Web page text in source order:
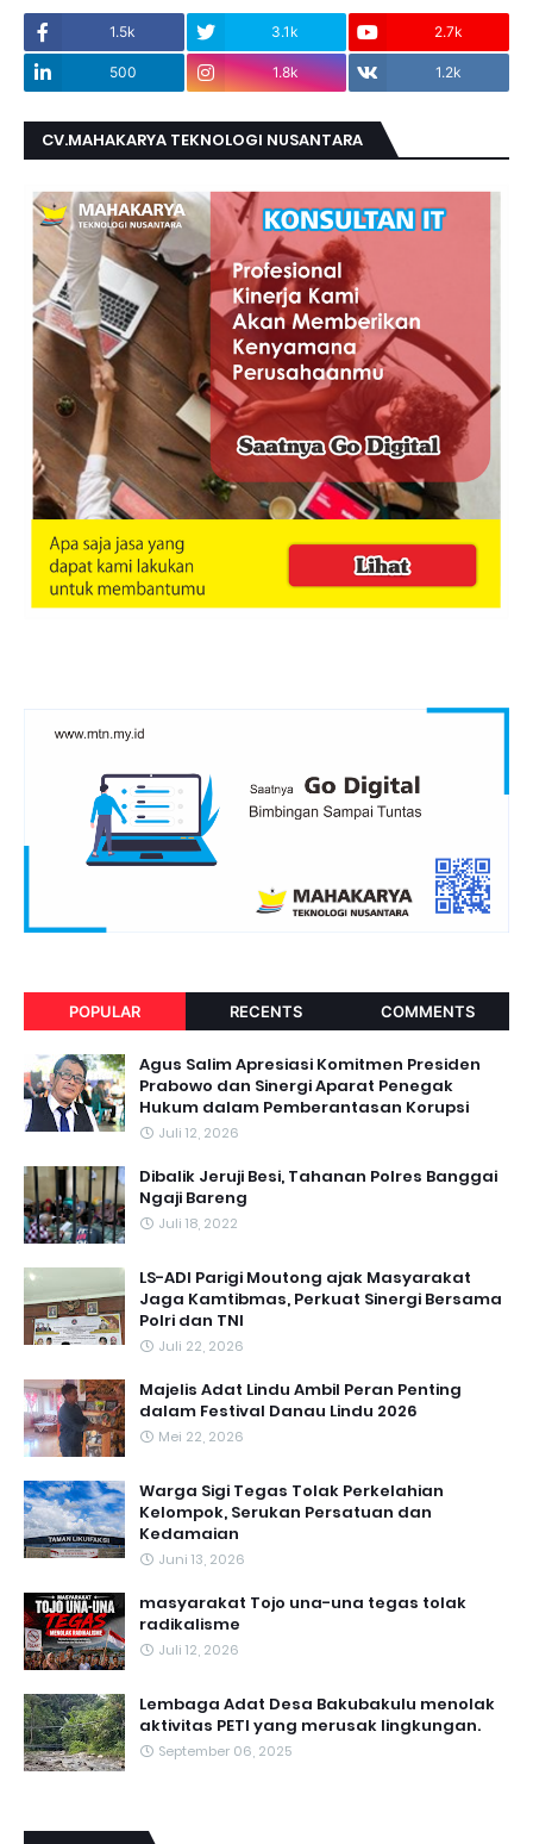
1.5k 3.1k 2.7k
500 1.8k 1.2k
CV.MAHAKARYA TEKNOLOGI NUSANTARA
POPULAR RECENTS COMMENTS
Agus Salim Apresiasi Komitmen Presiden
Prabowo dan Sinergi Aparat Penegak
Hukum dalam Pemberantasan Korupsi
Juli 12, 2026
Dibalik Jeruji Besi, Tahanan Polres Banggai
Ngaji Bareng
Juli 18, 2022
LS-ADI Parigi Moutong ajak Masyarakat
Jaga Kamtibmas, Perkuat Sinergi Bersama
Polri dan TNI
Juli 22, 2026
Majelis Adat Lindu Ambil Peran Penting
dalam Festival Danau Lindu 2026
Mei 22, 2026
Warga Sigi Tegas Tolak Perkelahian
Kelompok, Serukan Persatuan dan
Kedamaian
Juni 13, 2026
masyarakat Tojo una-una tegas tolak
radikalisme
Juli 12, 2026
Lembaga Adat Desa Bakubakulu menolak
aktivitas PETI yang merusak lingkungan.
September 06, 2025